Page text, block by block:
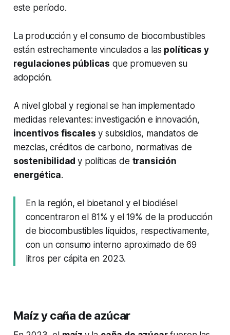
este período.
La producción y el consumo de biocombustibles
están estrechamente vinculados a las políticas y
regulaciones públicas que promueven su
adopción.
A nivel global y regional se han implementado
medidas relevantes: investigación e innovación,
incentivos fiscales y subsidios, mandatos de
mezclas, créditos de carbono, normativas de
sostenibilidady políticas de transición
energética.
En la región, el bioetanol y el biodiésel
concentraron el 81% y el 19% de la producción
de biocombustibles líquidos, respectivamente,
con un consumo interno aproximado de 69
litros per cápita en 2023.
Maíz y caña de azúcar